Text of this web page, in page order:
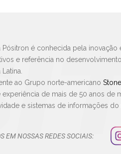
Pósitron é conhecida pela
e referência no
ao Grupo norte-americano
experiência de mais de 50 anos
e sistemas de informações do
EM NOSSAS REDES SOCIAIS: